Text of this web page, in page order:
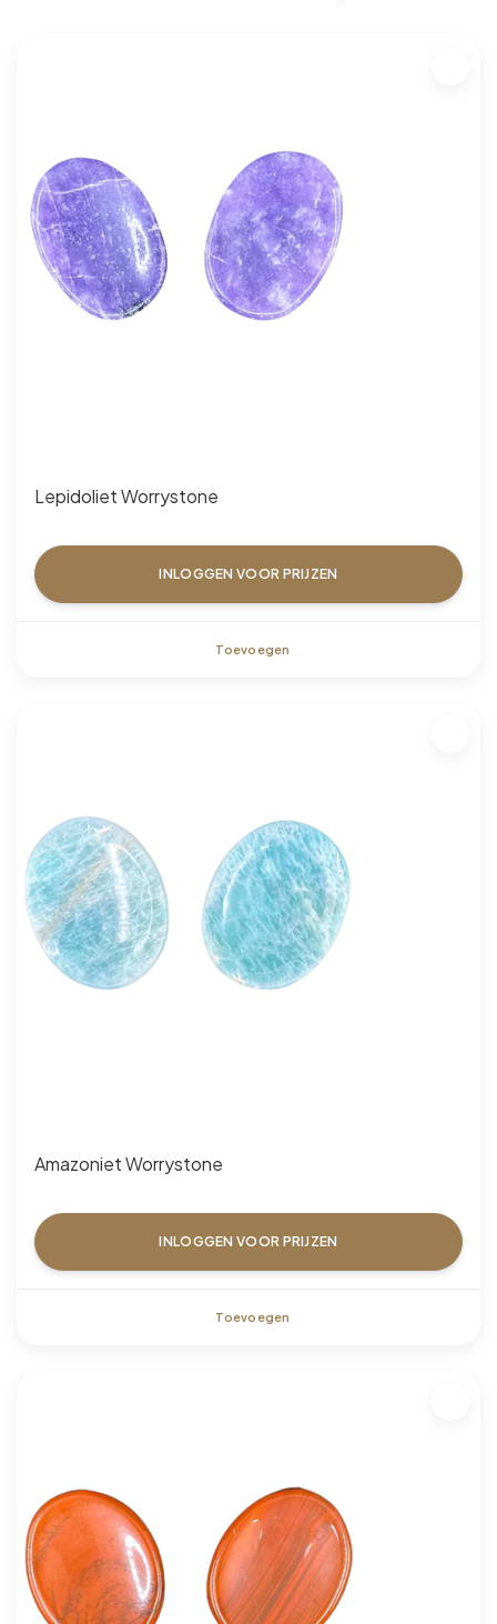
Lepidoliet Worrystone
INLOGGEN VOOR PRIJZEN
Toevoegen
Amazoniet Worrystone
INLOGGEN VOOR PRIJZEN
Toevoegen